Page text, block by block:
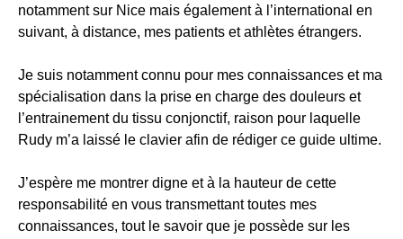
notamment sur Nice mais également à l’international en
suivant, à distance, mes patients et athlètes étrangers.
Je suis notamment connu pour mes connaissances et ma
spécialisation dans la prise en charge des douleurs et
l’entrainement du tissu conjonctif, raison pour laquelle
Rudy m’a laissé le clavier afin de rédiger ce guide ultime.
J’espère me montrer digne et à la hauteur de cette
responsabilité en vous transmettant toutes mes
connaissances, tout le savoir que je possède sur les